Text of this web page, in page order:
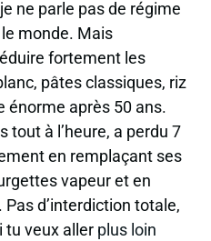
ne parle pas de régime
monde. Mais
fortement les
pâtes classiques, riz
énorme après 50 ans.
tout à l’heure, a perdu 7
en remplaçant ses
vapeur et en
d’interdiction totale,
tu veux aller plus loin